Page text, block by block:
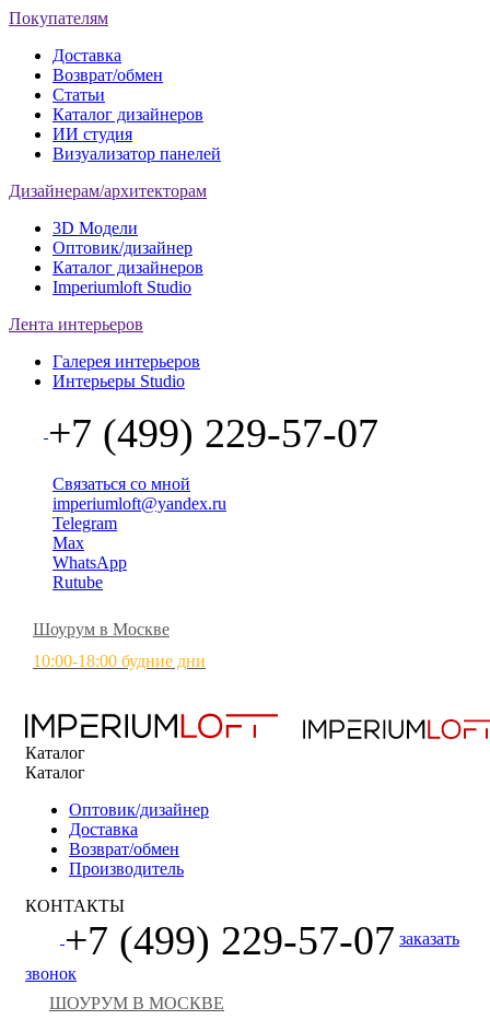
Покупателям
Доставка
Возврат/обмен
Статьи
Каталог дизайнеров
ИИ студия
Визуализатор панелей
Дизайнерам/архитекторам
3D Модели
Оптовик/дизайнер
Каталог дизайнеров
Imperiumloft Studio
Лента интерьеров
Галерея интерьеров
Интерьеры Studio
+7 (499) 229-57-07
Связаться со мной
imperiumloft@yandex.ru
Telegram
Max
WhatsApp
Rutube
Шоурум в Москве
10:00-18:00 будние дни
Каталог
Каталог
Оптовик/дизайнер
Доставка
Возврат/обмен
Производитель
КОНТАКТЫ
+7 (499) 229-57-07 заказать
звонок
ШОУРУМ В МОСКВЕ